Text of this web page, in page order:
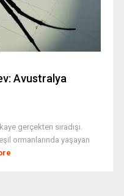
Avustralya
gerçekten sıradışı.
ormanlarında yaşayan